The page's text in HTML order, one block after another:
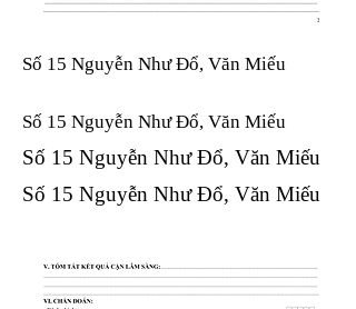
Số 15 Nguyễn Như Đổ, Văn Miếu
Số 15 Nguyễn Như Đổ, Văn Miếu​​​​
Số 15 Nguyễn Như Đổ, Văn Miếu​​​​
Số 15 Nguyễn Như Đổ, Văn Miếu​​​​